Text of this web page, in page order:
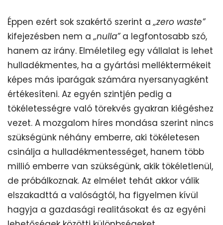
Éppen ezért sok szakértő szerint a„zero waste”
kifejezésben nem a„nulla”a legfontosabb szó,
hanem az irány. Elméletileg egy vállalat is lehet
hulladékmentes, ha a gyártási melléktermékeit
képes más iparágak számára nyersanyagként
értékesíteni. Az egyén szintjén pedig a
tökéletességre való törekvés gyakran kiégéshez
vezet. A mozgalom híres mondása szerint nincs
szükségünk néhány emberre, aki tökéletesen
csinálja a hulladékmentességet, hanem több
millió emberre van szükségünk, akik tökéletlenül,
de próbálkoznak. Az elmélet tehát akkor válik
elszakadttá a valóságtól, ha figyelmen kívül
hagyja a gazdasági realitásokat és az egyéni